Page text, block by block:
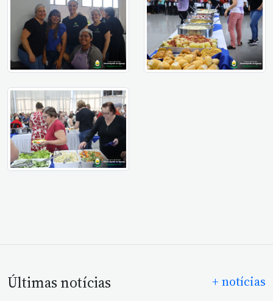
Últimas notícias + notícias